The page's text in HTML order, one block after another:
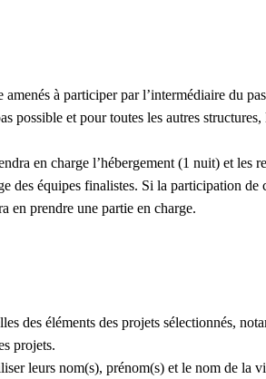
à participer par l’intermédiaire du
possible et pour toutes les autres
en charge l’hébergement (1 nuit) et les
des équipes finalistes. Si la participation
en prendre une partie en charge.
des éléments des projets sélectionnés,
projets.
leurs nom(s), prénom(s) et le nom de